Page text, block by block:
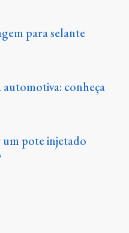
para selante
conheça
pote injetado